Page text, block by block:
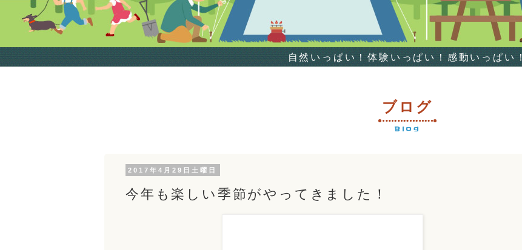
自然いっぱい！体験いっぱい！感動いっぱい！
ブログ
Blog
2017年4月29日土曜日
今年も楽しい季節がやってきました！